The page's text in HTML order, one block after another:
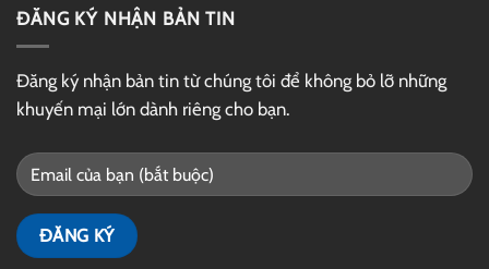
ĐĂNG KÝ NHẬN BẢN TIN
Đăng ký nhận bản tin từ chúng tôi để không bỏ lỡ những
khuyến mại lớn dành riêng cho bạn.